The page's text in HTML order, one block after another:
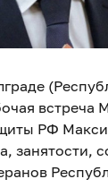
встреча
РФ
занятости,